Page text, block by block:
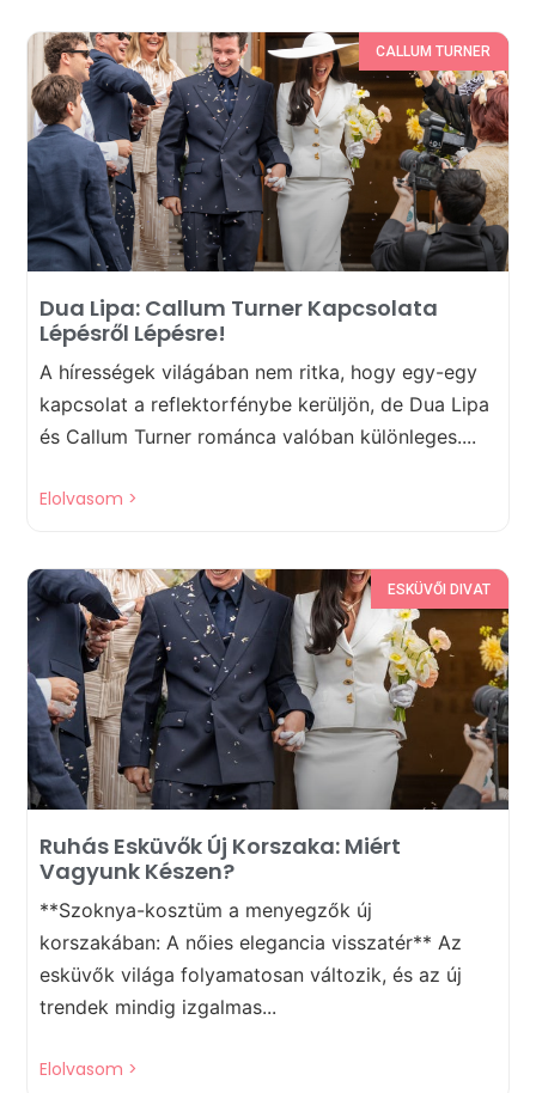
CALLUM TURNER
Dua Lipa: Callum Turner Kapcsolata
Lépésről Lépésre!
A hírességek világában nem ritka, hogy egy-egy
kapcsolat a reflektorfénybe kerüljön, de Dua Lipa
és Callum Turner románca valóban különleges....
Elolvasom >
ESKÜVŐI DIVAT
Ruhás Esküvők Új Korszaka: Miért
Vagyunk Készen?
**Szoknya-kosztüm a menyegzők új
korszakában: A nőies elegancia visszatér** Az
esküvők világa folyamatosan változik, és az új
trendek mindig izgalmas...
Elolvasom >